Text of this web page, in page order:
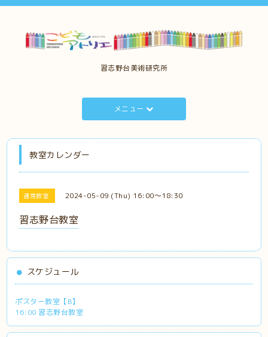
習志野台美術研究所
メニュー
教室カレンダー
通常教室 2024-05-09 (Thu) 16:00～18:30
習志野台教室
スケジュール
ポスター教室【B】
16:00 習志野台教室